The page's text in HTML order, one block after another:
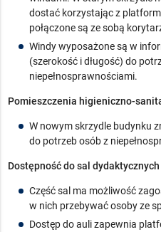
dostać korzystając z
połączone są ze sobą
Windy wyposażone są w
(szerokość i długość) do
niepełnosprawnościami.
Pomieszczenia higieniczno-
W nowym skrzydle budynku
do potrzeb osób z
Dostępność do sal
Część sal ma możliwość
w nich przebywać osoby ze
Dostęp do auli zapewnia